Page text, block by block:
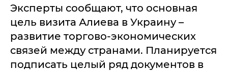
Эксперты сообщают, что основная
цель визита Алиева в Украину –
развитие торгово-экономических
связей между странами. Планируется
подписать целый ряд документов в